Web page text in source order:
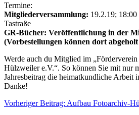
Termine:
Mitgliederversammlung: 19.2.19;
Tastraße
GR-Bücher: Veröffentlichung in der
(Vorbestellungen können dort
Werde auch du Mitglied im
Hülzweiler e.V.“. So können Sie mit nur
Jahresbeitrag die heimatkundliche Arbeit
Danke!
Vorheriger Beitrag: Aufbau Fotoarchiv-